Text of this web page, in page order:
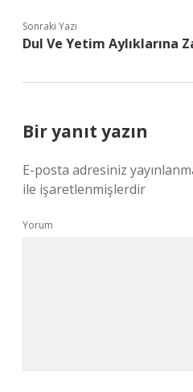
Sonraki Yazı
Dul Ve Yetim Aylıklarına
Bir yanıt yazın
E-posta adresiniz
ile işaretlenmişlerdir
Yorum